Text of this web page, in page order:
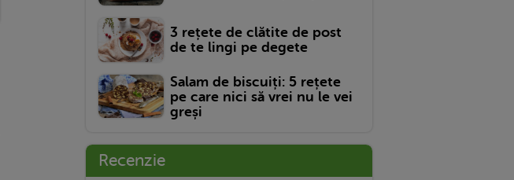
3 rețete de clătite de post
de te lingi pe degete
Salam de biscuiți: 5 rețete
pe care nici să vrei nu le vei
greși
Recenzie